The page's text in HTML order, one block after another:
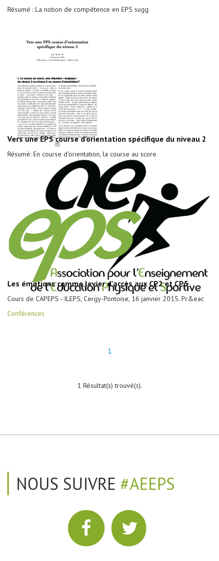
Résumé : La notion de compétence en EPS sugg
Vers une EPS course d'orientation spécifique du niveau 2
Résumé: En course d'orientation, la course au score
Les émotions comme levier d'accès aux CP2 et CP5
Cours de CAPEPS - ILEPS, Cergy-Pontoise, 16 janvier 2015. Pr&eac
Conférences
1
1 Résultat(s) trouvé(s).
NOUS SUIVRE #AEEPS